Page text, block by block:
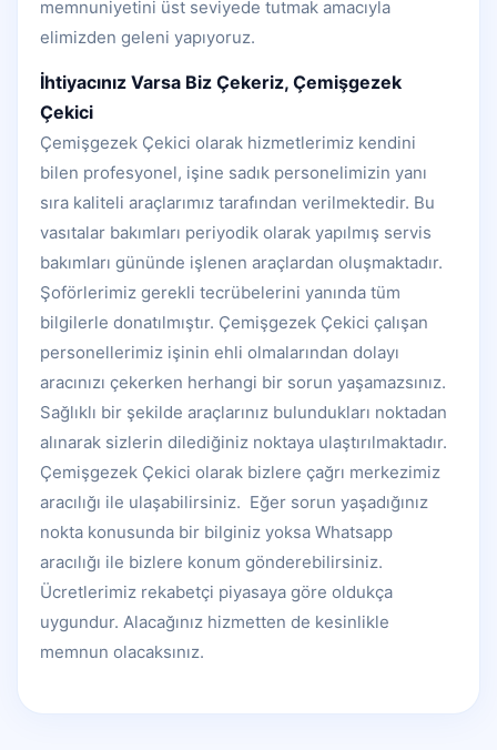
memnuniyetini üst seviyede tutmak amacıyla
elimizden geleni yapıyoruz.
İhtiyacınız Varsa Biz Çekeriz, Çemişgezek
Çekici
Çemişgezek Çekici olarak hizmetlerimiz kendini
bilen profesyonel, işine sadık personelimizin yanı
sıra kaliteli araçlarımız tarafından verilmektedir. Bu
vasıtalar bakımları periyodik olarak yapılmış servis
bakımları gününde işlenen araçlardan oluşmaktadır.
Şoförlerimiz gerekli tecrübelerini yanında tüm
bilgilerle donatılmıştır. Çemişgezek Çekici çalışan
personellerimiz işinin ehli olmalarından dolayı
aracınızı çekerken herhangi bir sorun yaşamazsınız.
Sağlıklı bir şekilde araçlarınız bulundukları noktadan
alınarak sizlerin dilediğiniz noktaya ulaştırılmaktadır.
Çemişgezek Çekici olarak bizlere çağrı merkezimiz
aracılığı ile ulaşabilirsiniz. Eğer sorun yaşadığınız
nokta konusunda bir bilginiz yoksa Whatsapp
aracılığı ile bizlere konum gönderebilirsiniz.
Ücretlerimiz rekabetçi piyasaya göre oldukça
uygundur. Alacağınız hizmetten de kesinlikle
memnun olacaksınız.